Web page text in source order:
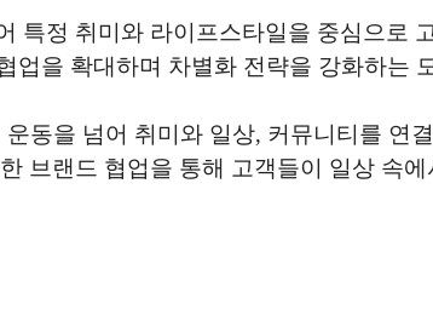
특정 취미와 라이프스타일을 중심으로
업을 확대하며 차별화 전략을 강화하는
동을 넘어 취미와 일상, 커뮤니티를 연
브랜드 협업을 통해 고객들이 일상 속